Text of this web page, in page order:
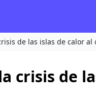
de las islas de calor
crisis de